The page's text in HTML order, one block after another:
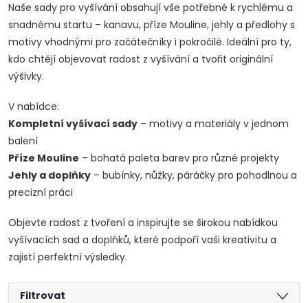
Naše sady pro vyšívání obsahují vše potřebné k rychlému a
snadnému startu – kanavu, příze Mouline, jehly a předlohy s
motivy vhodnými pro začátečníky i pokročilé. Ideální pro ty,
kdo chtějí objevovat radost z vyšívání a tvořit originální
výšivky.
V nabídce:
Kompletní vyšívací sady – motivy a materiály v jednom
balení
Příze Mouline – bohatá paleta barev pro různé projekty
Jehly a doplňky – bubínky, nůžky, páráčky pro pohodlnou a
precizní práci
Objevte radost z tvoření a inspirujte se širokou nabídkou
vyšívacích sad a doplňků, které podpoří vaši kreativitu a
zajistí perfektní výsledky.
Filtrovat